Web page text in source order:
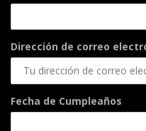
Dirección de correo
Fecha de Cumpleaños